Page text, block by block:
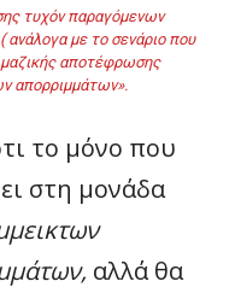
τυχόν παραγόμενων
ανάλογα με το σενάριο που
μαζικής αποτέφρωσης
απορριμμάτων».
το μόνο που
στη μονάδα
αλλά θα